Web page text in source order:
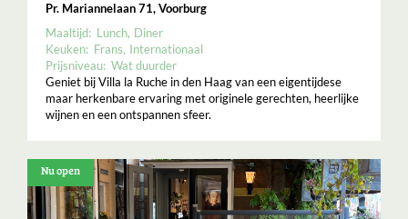
Pr. Mariannelaan 71, Voorburg
Maaltijd: Lunch Diner
Keuken: Frans Internationaal
Prijsniveau: Wat duurder
Geniet bij Villa la Ruche in den Haag van een eigentijdese
maar herkenbare ervaring met originele gerechten, heerlijke
wijnen en een ontspannen sfeer.
Nu open